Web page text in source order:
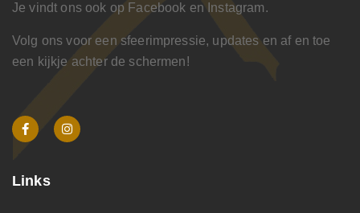
Je vindt ons ook op Facebook en Instagram.
Volg ons voor een sfeerimpressie, updates en af en toe
een kijkje achter de schermen!
Links